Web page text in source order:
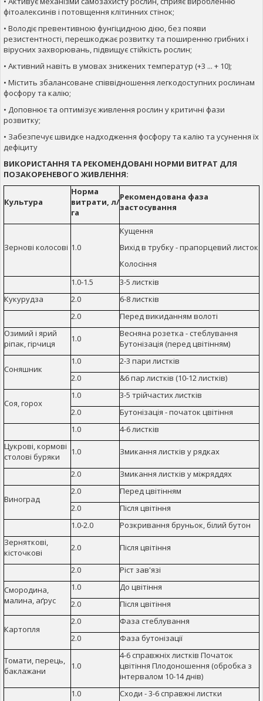
фітоалексинів і потовщення клітинних стінок;
• Володіє превентивною фунгіцидною дією, без появи
резистентності, перешкоджає розвитку та поширенню грибних і
вірусних захворювань, підвищує стійкість рослин;
• Активний навіть в умовах знижених температур (+3 ... + 10);
• Містить збалансоване співвідношення легкодоступних рослинам
фосфору та калію;
• Доповнює та оптимізує живлення рослин у критичні фази
розвитку;
• Забезпечує швидке надходження фосфору та калію та усунення їх
дефіциту
ВИКОРИСТАННЯ ТА РЕКОМЕНДОВАНІ НОРМИ ВИТРАТ ДЛЯ
ПОЗАКОРЕНЕВОГО ЖИВЛЕННЯ:
Культура
Норма
витрати, л/
га
Рекомендована фаза
застосування
Зернові колосові 1.0
Кущення
Вихід в трубку - прапорцевий листок
Колосіння
1.0-1.5
3-5 листків
Кукурудза
2.0
6-8 листків
2.0
Перед викиданням волоті
Озимий і ярий
ріпак, гірчиця
1.0
Весняна розетка - стеблування
Бутонізація (перед цвітінням)
Соняшник
1.0
2-3 пари листків
2.0
&6 пар листків (10-12 листків)
Соя, горох
1.0
3-5 трійчастих листків
2.0
Бутонізація - початок цвітіння
1.0
4-6 листків
Цукрові, кормові
столові буряки
1.0 Змикання листків у рядках
2.0 Змикання листків у міжряддях
Виноград
2.0
Перед цвітінням
2.0
Після цвітіння
1.0-2.0
Розкривання бруньок, білий бутон
Зерняткові,
кісточкові
2.0 Після цвітіння
2.0
Ріст зав'язі
Смородина,
малина, аґрус
1.0
До цвітіння
2.0
Після цвітіння
Картопля
2.0
Фаза стеблування
2.0
Фаза бутонізації
Томати, перець,
баклажани
1.0
4-6 справжніх листків Початок
цвітіння Плодоношення (обробка з
інтервалом 10-14 днів)
1.0 Сходи - 3-6 справжні листки